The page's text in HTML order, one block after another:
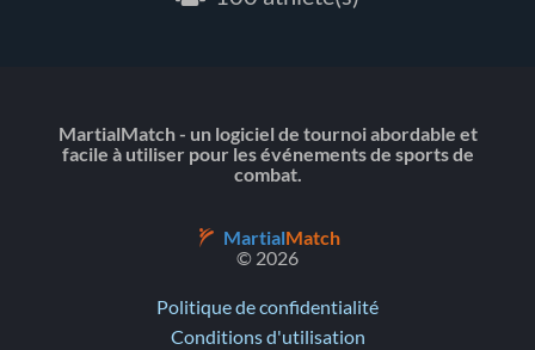
MartialMatch - un logiciel de tournoi abordable et
facile à utiliser pour les événements de sports de
combat.
MartialMatch
© 2026
Politique de confidentialité
Conditions d'utilisation